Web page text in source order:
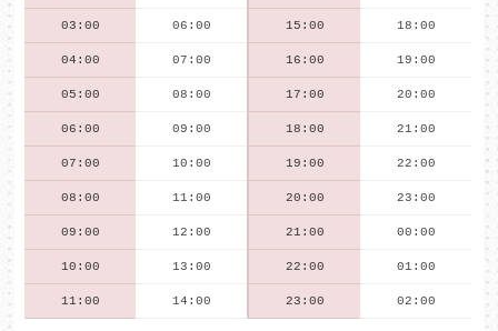
03:00 06:00 15:00 18:00
04:00 07:00 16:00 19:00
05:00 08:00 17:00 20:00
06:00 09:00 18:00 21:00
07:00 10:00 19:00 22:00
08:00 11:00 20:00 23:00
09:00 12:00 21:00 00:00
10:00 13:00 22:00 01:00
11:00 14:00 23:00 02:00